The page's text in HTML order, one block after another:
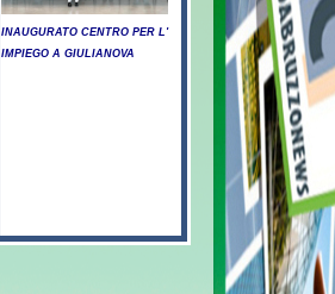
INAUGURATO CENTRO PER L'
IMPIEGO A GIULIANOVA